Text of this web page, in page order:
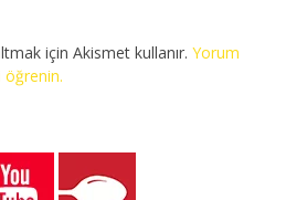
için Akismet kullanır. Yorum
öğrenin.